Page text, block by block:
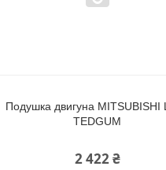
Подушка двигуна MITSUBISHI
TEDGUM
2 422 ₴